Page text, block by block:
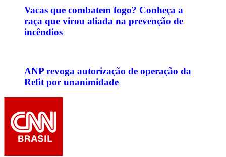
Vacas que combatem fogo? Conheça a
raça que virou aliada na prevenção de
incêndios
ANP revoga autorização de operação da
Refit por unanimidade